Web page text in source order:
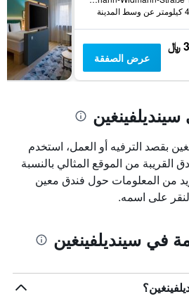
عرض الصفقة
بقصد الترفيه أو العمل، استخدم
القريبة من الموقع المثالي بالنسبة
من المعلومات حول فندق معين
على اسمه.
في سينديلفينغين